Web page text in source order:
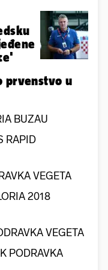
prvenstvo u
BUZAU
RAPID
VEGETA
2018
VEGETA
PODRAVKA